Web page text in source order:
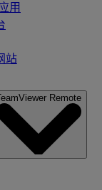
用
站
Remote